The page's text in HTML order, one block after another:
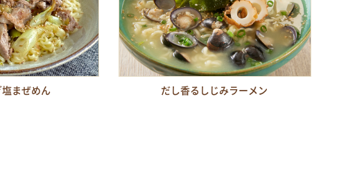
まぜめん だし香るしじみラーメン